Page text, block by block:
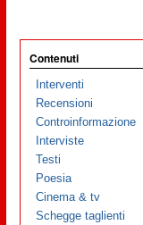
Contenuti
Interventi
Recensioni
Controinformazione
Interviste
Testi
Poesia
Cinema & tv
Schegge taglienti